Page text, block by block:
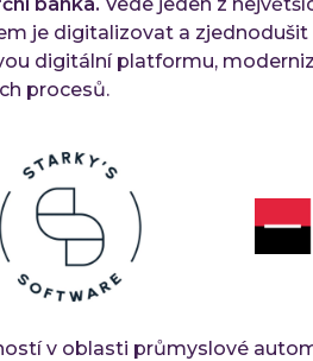
je digitalizovat a
digitální platformu,
procesů.
v oblasti průmyslové